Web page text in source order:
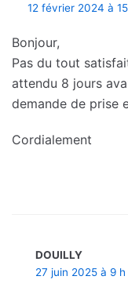
12 février 2024 à
Bonjour,
Pas du tout
attendu 8 jours
demande de prise
Cordialement
DOUILLY
27 juin 2025 à 9